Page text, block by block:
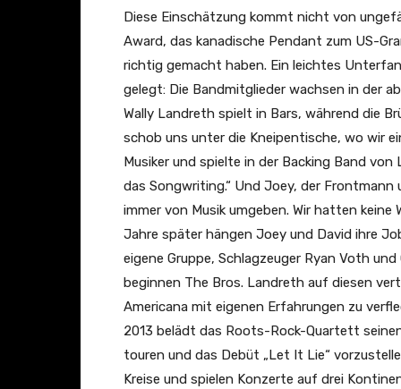
z
e
i
g
e
n
Diese Einschätzung kommt nicht von
Award, das kanadische Pendant zum US-
richtig gemacht haben. Ein leichtes
gelegt: Die Bandmitglieder wachsen in der
Wally Landreth spielt in Bars, während die
schob uns unter die Kneipentische, wo wir
Musiker und spielte in der Backing Band
das Songwriting.“ Und Joey, der
immer von Musik umgeben. Wir hatten keine
Jahre später hängen Joey und David ihre
eigene Gruppe, Schlagzeuger Ryan Voth
beginnen The Bros. Landreth auf diesen
Americana mit eigenen Erfahrungen zu
2013 belädt das Roots-Rock-Quartett
touren und das Debüt „Let It Lie“
Kreise und spielen Konzerte auf drei